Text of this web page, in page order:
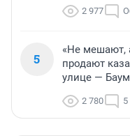
2 977
5
«Не мешают,
продают
улице —
2 780 5